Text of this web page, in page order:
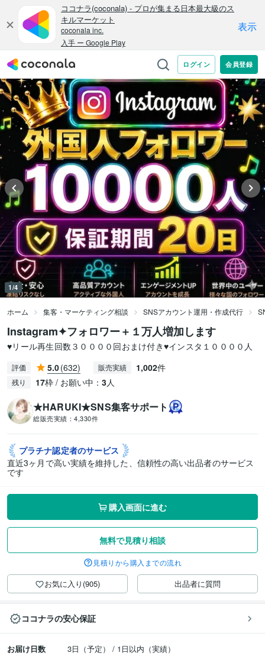
1/4
ホーム 集客・マーケティング相談 SNSアカウント運用・作成代行
Instagram✦フォロワー＋１万人増加します
♥リール再生回数３００００回おまけ付き♥インスタ１００００人
評価 5.0(632) 販売実績 1,002件
残り 17枠 / お願い中： 3人
★HARUKI★SNS集客サポート
総販売実績： 4,330件
プラチナ認定者のサービス
直近3ヶ月で高い実績を維持した、信頼性の高い出品者のサービス
です
購入画面に進む
無料で見積り相談
見積りから購入までの流れ
お気に入り(905) 出品者に質問
ココナラの安心保証
お届け日数
3日（予定） / 1日以内（実績）